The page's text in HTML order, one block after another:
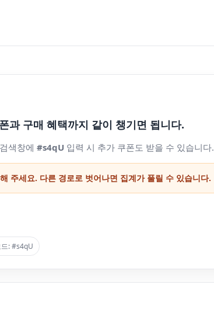
과 구매 혜택까지 같이 챙기면 됩니다.
색창에 #s4qU 입력 시 추가 쿠폰도 받을 수 있습니다.
주세요. 다른 경로로 벗어나면 집계가 풀릴 수 있습니다.
: #s4qU